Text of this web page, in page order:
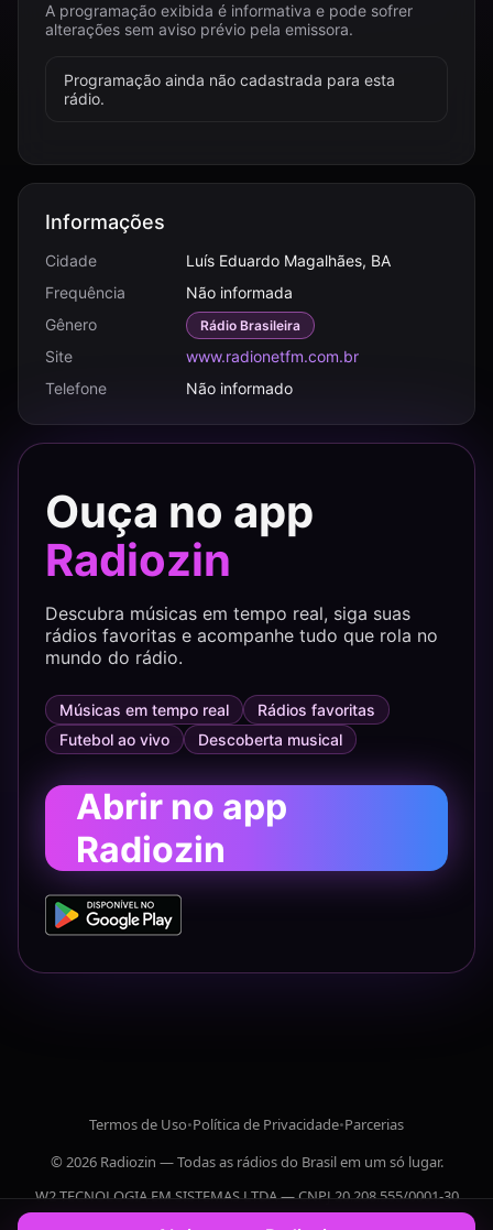
A programação exibida é informativa e pode sofrer
alterações sem aviso prévio pela emissora.
Programação ainda não cadastrada para esta
rádio.
Informações
Cidade
Luís Eduardo Magalhães, BA
Frequência
Não informada
Gênero
Rádio Brasileira
Site
www.radionetfm.com.br
Telefone
Não informado
Ouça no app
Radiozin
Descubra músicas em tempo real, siga suas
rádios favoritas e acompanhe tudo que rola no
mundo do rádio.
Músicas em tempo real
Rádios favoritas
Futebol ao vivo
Descoberta musical
Abrir no app
Radiozin
Termos de Uso•Política de Privacidade•Parcerias
© 2026 Radiozin — Todas as rádios do Brasil em um só lugar.
W2 TECNOLOGIA EM SISTEMAS LTDA — CNPJ 20.208.555/0001-30